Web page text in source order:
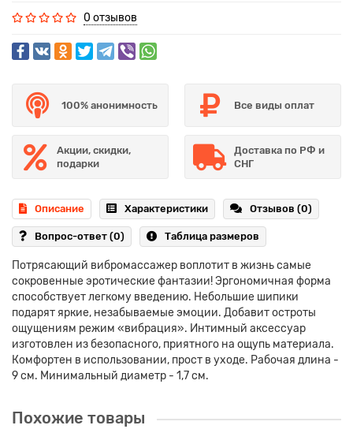
0 отзывов
100% анонимность Все виды оплат
Акции, скидки,
подарки
Доставка по РФ и
СНГ
Описание Характеристики Отзывов (0)
Вопрос-ответ (0) Таблица размеров
Потрясающий вибромассажер воплотит в жизнь самые
сокровенные эротические фантазии! Эргономичная форма
способствует легкому введению. Небольшие шипики
подарят яркие, незабываемые эмоции. Добавит остроты
ощущениям режим «вибрация». Интимный аксессуар
изготовлен из безопасного, приятного на ощупь материала.
Комфортен в использовании, прост в уходе. Рабочая длина -
9 см. Минимальный диаметр - 1,7 см.
Похожие товары